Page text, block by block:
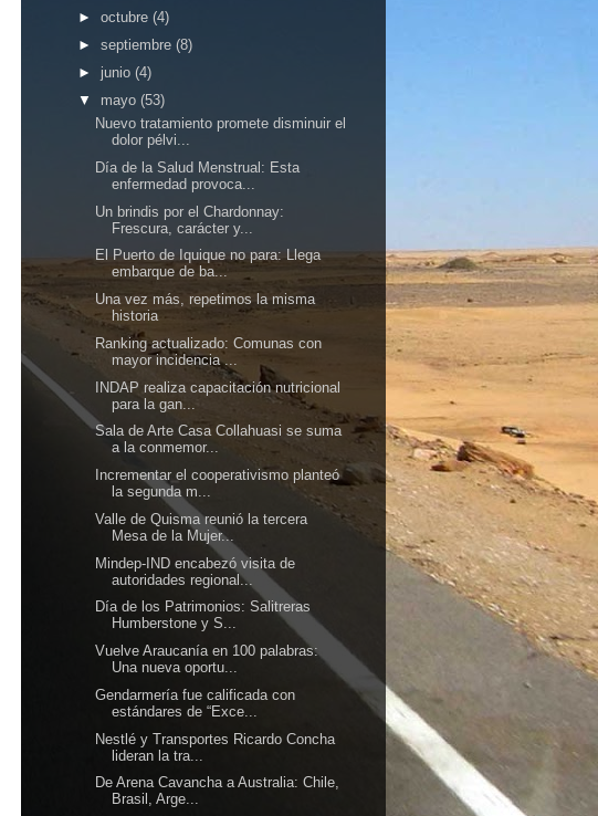
► octubre (4)
► septiembre (8)
► junio (4)
▼ mayo (53)
Nuevo tratamiento promete disminuir el
dolor pélvi...
Día de la Salud Menstrual: Esta
enfermedad provoca...
Un brindis por el Chardonnay:
Frescura, carácter y...
El Puerto de Iquique no para: Llega
embarque de ba...
Una vez más, repetimos la misma
historia
Ranking actualizado: Comunas con
mayor incidencia ...
INDAP realiza capacitación nutricional
para la gan...
Sala de Arte Casa Collahuasi se suma
a la conmemor...
Incrementar el cooperativismo planteó
la segunda m...
Valle de Quisma reunió la tercera
Mesa de la Mujer...
Mindep-IND encabezó visita de
autoridades regional...
Día de los Patrimonios: Salitreras
Humberstone y S...
Vuelve Araucanía en 100 palabras:
Una nueva oportu...
Gendarmería fue calificada con
estándares de “Exce...
Nestlé y Transportes Ricardo Concha
lideran la tra...
De Arena Cavancha a Australia: Chile,
Brasil, Arge...